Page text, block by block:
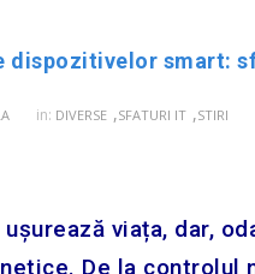
dispozitivelor smart:
in: DIVERSE ,SFATURI IT ,STIRI
viața, dar,
De la